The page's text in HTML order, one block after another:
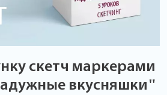
скетч маркерами
вкусняшки"